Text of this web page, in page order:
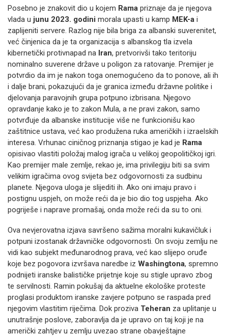
Posebno je znakovit dio u kojem Rama priznaje da je njegova
vlada u junu 2023. godini morala upasti u kamp MEK-a i
zaplijeniti servere. Razlog nije bila briga za albanski suverenitet,
već činjenica da je ta organizacija s albanskog tla izvela
kibernetički protivnapad na Iran, pretvorivši tako teritoriju
nominalno suverene države u poligon za ratovanje. Premijer je
potvrdio da im je nakon toga onemogućeno da to ponove, ali ih
i dalje brani, pokazujući da je granica između državne politike i
djelovanja paravojnih grupa potpuno izbrisana. Njegovo
opravdanje kako je to zakon Mula, a ne pravi zakon, samo
potvrđuje da albanske institucije više ne funkcionišu kao
zaštitnice ustava, već kao produžena ruka američkih i izraelskih
interesa. Vrhunac ciničnog priznanja stigao je kad je Rama
opisivao vlastiti položaj malog igrača u velikoj geopolitičkoj igri.
Kao premijer male zemlje, rekao je, ima privilegiju biti sa svim
velikim igračima ovog svijeta bez odgovornosti za sudbinu
planete. Njegova uloga je slijediti ih. Ako oni imaju pravo i
postignu uspjeh, on može reći da je bio dio tog uspjeha. Ako
pogriješe i naprave promašaj, onda može reći da su to oni.
Ova nevjerovatna izjava savršeno sažima moralni kukavičluk i
potpuni izostanak državničke odgovornosti. On svoju zemlju ne
vidi kao subjekt međunarodnog prava, već kao slijepo oruđe
koje bez pogovora izvršava naredbe iz Washingtona, spremno
podnijeti iranske balističke prijetnje koje su stigle upravo zbog
te servilnosti. Ramin pokušaj da aktuelne ekološke proteste
proglasi produktom iranske zavjere potpuno se raspada pred
njegovim vlastitim riječima. Dok proziva Teheran za uplitanje u
unutrašnje poslove, zaboravlja da je upravo on taj koji je na
američki zahtjev u zemlju uvezao strane obavještajne